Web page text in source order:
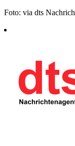
Foto: via dts